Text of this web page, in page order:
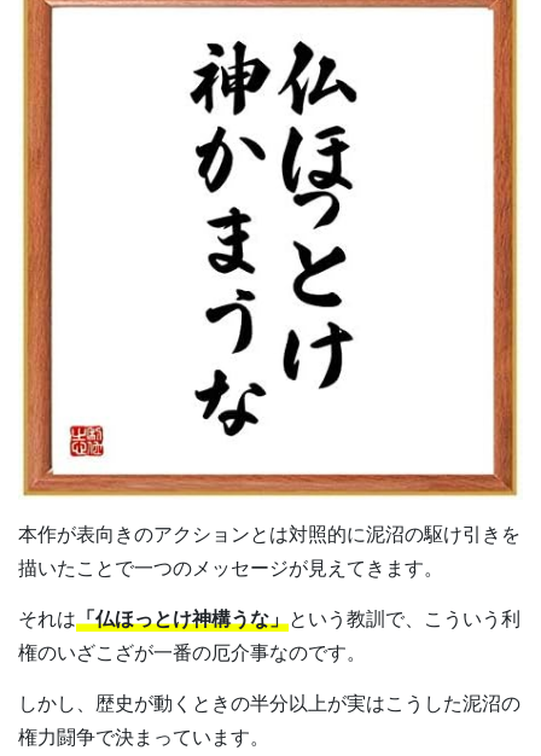
本作が表向きのアクションとは対照的に泥沼の駆け引きを
描いたことで一つのメッセージが見えてきます。
それは「仏ほっとけ神構うな」という教訓で、こういう利
権のいざこざが一番の厄介事なのです。
しかし、歴史が動くときの半分以上が実はこうした泥沼の
権力闘争で決まっています。